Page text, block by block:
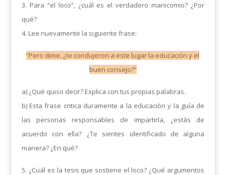
3. Para “el loco”, ¿cuál es el verdadero manicomio? ¿Por
qué?
4. Lee nuevamente la siguiente frase:
“Pero dime, ¿te condujeron a este lugar la educación y el
buen consejo?”
a) ¿Qué quiso decir? Explica con tus propias palabras.
b) Esta frase critica duramente a la educación y la guía de
las personas responsables de impartirla, ¿estás de
acuerdo con ella? ¿Te sientes identificado de alguna
manera? ¿En qué?
5. ¿Cuál es la tesis que sostiene el loco? ¿Qué argumentos